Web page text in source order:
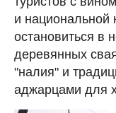
и национальной
остановиться в
деревянных
"налия" и
аджарцами для